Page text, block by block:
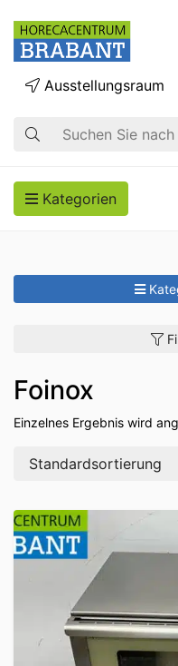
Suche
Ausstellungsraum
Kategorien
Foinox
Einzelnes Ergebnis wird